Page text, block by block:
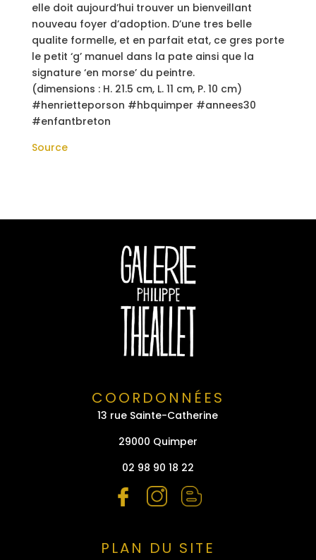
elle doit aujourd’hui trouver un bienveillant
nouveau foyer d’adoption. D’une tres belle
qualite formelle, et en parfait etat, ce gres porte
le petit ‘g’ manuel dans la pate ainsi que la
signature ‘en morse’ du peintre.
(dimensions : H. 21.5 cm, L. 11 cm, P. 10 cm)
#henrietteporson #hbquimper #annees30
#enfantbreton
Source
COORDONNÉES
13 rue Sainte-Catherine
29000 Quimper
02 98 90 18 22
PLAN DU SITE